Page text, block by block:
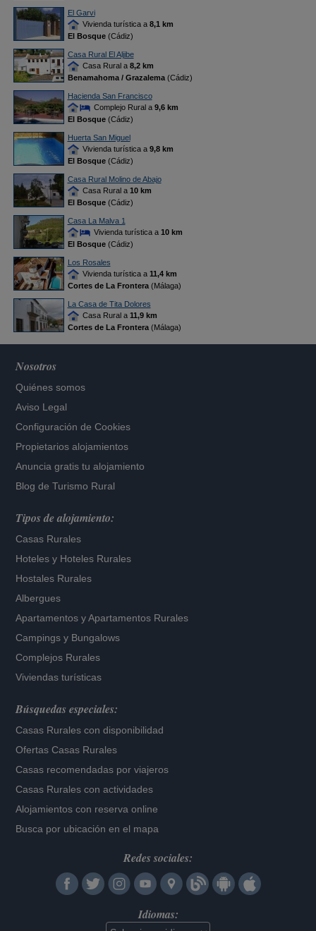
El Garvi
Vivienda turística a 8,1 km
El Bosque(Cádiz)
Casa Rural El Aljibe
Casa Rural a 8,2 km
Benamahoma / Grazalema(Cádiz)
Hacienda San Francisco
Complejo Rural a 9,6 km
El Bosque(Cádiz)
Huerta San Miguel
Vivienda turística a 9,8 km
El Bosque(Cádiz)
Casa Rural Molino de Abajo
Casa Rural a 10 km
El Bosque(Cádiz)
Casa La Malva 1
Vivienda turística a 10 km
El Bosque(Cádiz)
Los Rosales
Vivienda turística a 11,4 km
Cortes de La Frontera(Málaga)
La Casa de Tita Dolores
Casa Rural a 11,9 km
Cortes de La Frontera(Málaga)
Nosotros
Quiénes somos
Aviso Legal
Configuración de Cookies
Propietarios alojamientos
Anuncia gratis tu alojamiento
Blog de Turismo Rural
Tipos de alojamiento:
Casas Rurales
Hoteles y Hoteles Rurales
Hostales Rurales
Albergues
Apartamentos yApartamentos Rurales
Campings y Bungalows
Complejos Rurales
Viviendas turísticas
Búsquedas especiales:
Casas Rurales con disponibilidad
Ofertas Casas Rurales
Casas recomendadas por viajeros
Casas Rurales con actividades
Alojamientos con reserva online
Busca por ubicación en el mapa
Redes sociales:
Idiomas: